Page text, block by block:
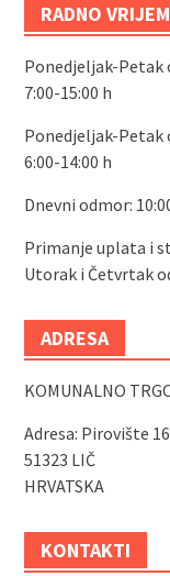
RADNO
Ponedjeljak-Petak
7:00-15:00 h
Ponedjeljak-Petak
6:00-14:00 h
Dnevni odmor:
Primanje uplata i
Utorak i Četvrtak
ADRESA
KOMUNALNO
Adresa: Pirovište
51323 LIČ
HRVATSKA
KONTAKTI